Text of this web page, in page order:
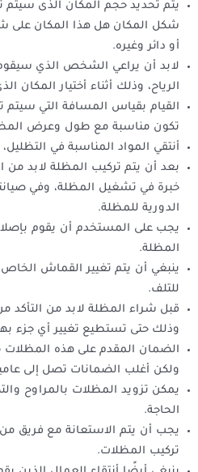
يتم تحديد حجم المكان الذى سيتم
شكل المكان هل هذا المكان
أو دائر وغيره.
لابد أن يراعي الشخص الذي
الرياح، وذلك أثناء أختيار
القيام بقياس المسافة التي سيتم
تكون مناسبة مع طول وعرض
أنتقي المواد المناسبة في
بعد أن يتم تركيب المظلة لابد من
خبرة في تشغيل المظلة، وفي
الدورية للمظلة.
يجب على المستخدم أن يقوم
المظلة.
ينبغي أن يتم تغيير القماش
للتلف.
قبل شراء المظلة لابد من التأكد
وذلك حتى تستطيع تغيير أي جزء
الضمان المقدم على هذه
ولكن أغلب الضمانات تصل إلى
يمكن تزويد المظلات بالمراوح
الحاجة.
يجب أن يتم الاستعانة مع فريق
تركيب المظلات.